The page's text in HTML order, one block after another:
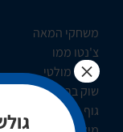
משחקי המאה
צ'נטו ממו
צ'נטו מולטי
שוק בריבוע
גוף משולש
×